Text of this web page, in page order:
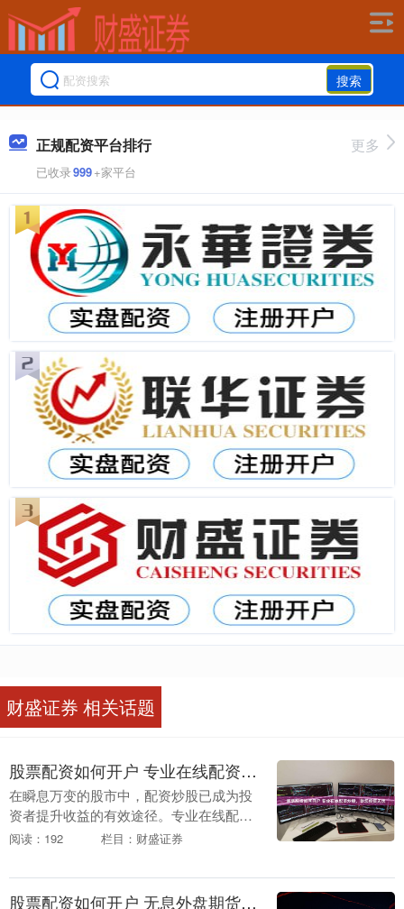
搜索
正规配资平台排行
已收录999+家平台
更多
财盛证券 相关话题
股票配资如何开户 专业在线配资炒股，助您投资无忧
在瞬息万变的股市中，配资炒股已成为投
资者提升收益的有效途径。专业在线配资
平台的出现股票配资如何开户，为投资者
投资无忧。 约选....
阅读：192 栏目：财盛证券
股票配资如何开户 无息外盘期货配资：让您的资金发挥更大效用